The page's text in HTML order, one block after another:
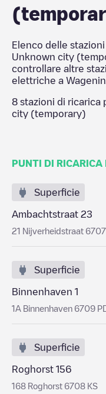
Elenco delle
Unknown city
controllare altre
elettriche a
8 stazioni di ricarica
city (temporary)
PUNTI DI RICARICA
Superficie
Ambachtstraat 23
21 Nijverheidstraat
Superficie
Binnenhaven 1
1A Binnenhaven 6709
Superficie
Roghorst 156
168 Roghorst 6708 KS